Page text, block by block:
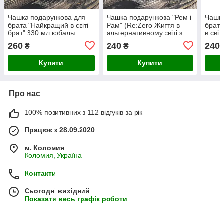
Чашка подарункова для
брата "Найкращий в світі
брат" 330 мл кобальт
260 ₴
Купити
Чашка подарункова "Рем і
Рам" (Re:Zero Життя в
альтернативному світі з
240₴
Купити
в
240
Про нас
100% позитивних з 112 відгуків за рік
Працює з 28.09.2020
м. Коломия
Коломия, Україна
Контакти
Сьогодні вихідний
Показати весь графік роботи